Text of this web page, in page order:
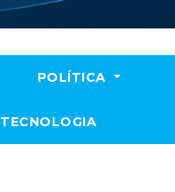
POLÍTICA
TECNOLOGIA